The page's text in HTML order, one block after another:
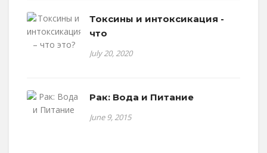
Токсины и интоксикация -
что
July 20, 2020
Рак: Вода и Питание
June 9, 2015